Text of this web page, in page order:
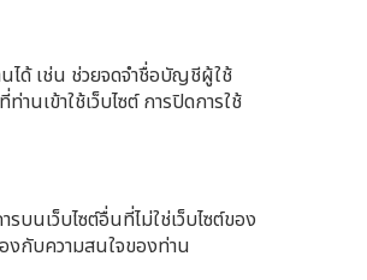
นได้ เช่น ช่วยจดจำชื่อบัญชีผู้ใช้
นเข้าใช้เว็บไซต์ การปิดการใช้
บนเว็บไซต์อื่นที่ไม่ใช่เว็บไซต์ของ
งกับความสนใจของท่าน